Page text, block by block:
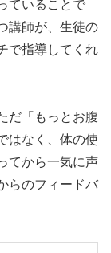
ていることで
講師が、生徒の
で指導してくれ
だ「もっとお腹
はなく、体の使
てから一気に声
らのフィードバ